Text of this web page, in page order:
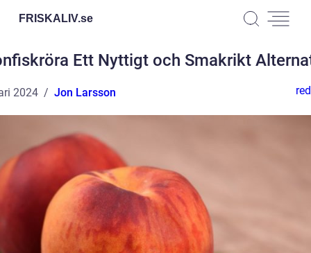
FRISKALIV.se
Ett Nyttigt och Smakrikt
2024 Jon Larsson